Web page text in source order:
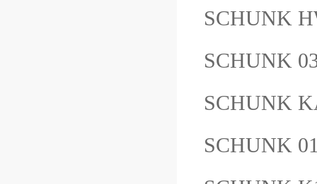
SCHUNK
SCHUNK
SCHUNK
SCHUNK